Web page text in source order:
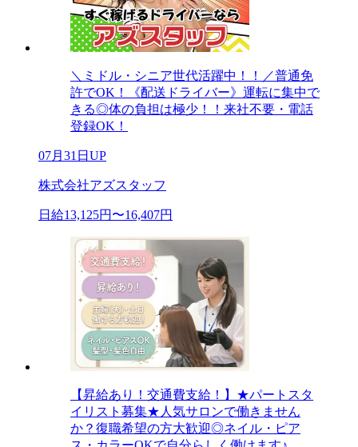
＼ミドル・シニア世代活躍中！！／普通免
許でOK！《配送ドライバー》運転に集中で
きる◎体の負担は極少！！来社不要・電話
登録OK！
07月31日UP
株式会社アズスタッフ
日給13,125円〜16,407円
【昇給あり！交通費支給！】★パートスタ
イリスト募集★人気サロンで働きません
か？復職希望の方大歓迎◎ネイル・ピア